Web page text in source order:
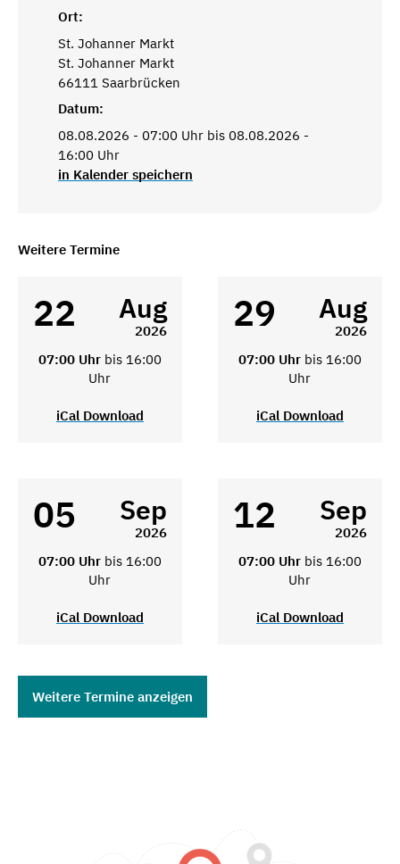
Ort:
St. Johanner Markt
St. Johanner Markt
66111 Saarbrücken
Datum:
08.08.2026 - 07:00 Uhr bis 08.08.2026 -
16:00 Uhr
in Kalender speichern
Weitere Termine
22 Aug
2026
07:00 Uhr bis 16:00
Uhr
iCal Download
29 Aug
2026
07:00 Uhr bis 16:00
Uhr
iCal Download
05 Sep
2026
07:00 Uhr bis 16:00
Uhr
iCal Download
12 Sep
2026
07:00 Uhr bis 16:00
Uhr
iCal Download
Weitere Termine anzeigen